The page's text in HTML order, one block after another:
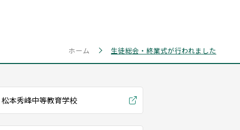
ホーム 生徒総会・終業式が行われました
松本秀峰中等教育学校